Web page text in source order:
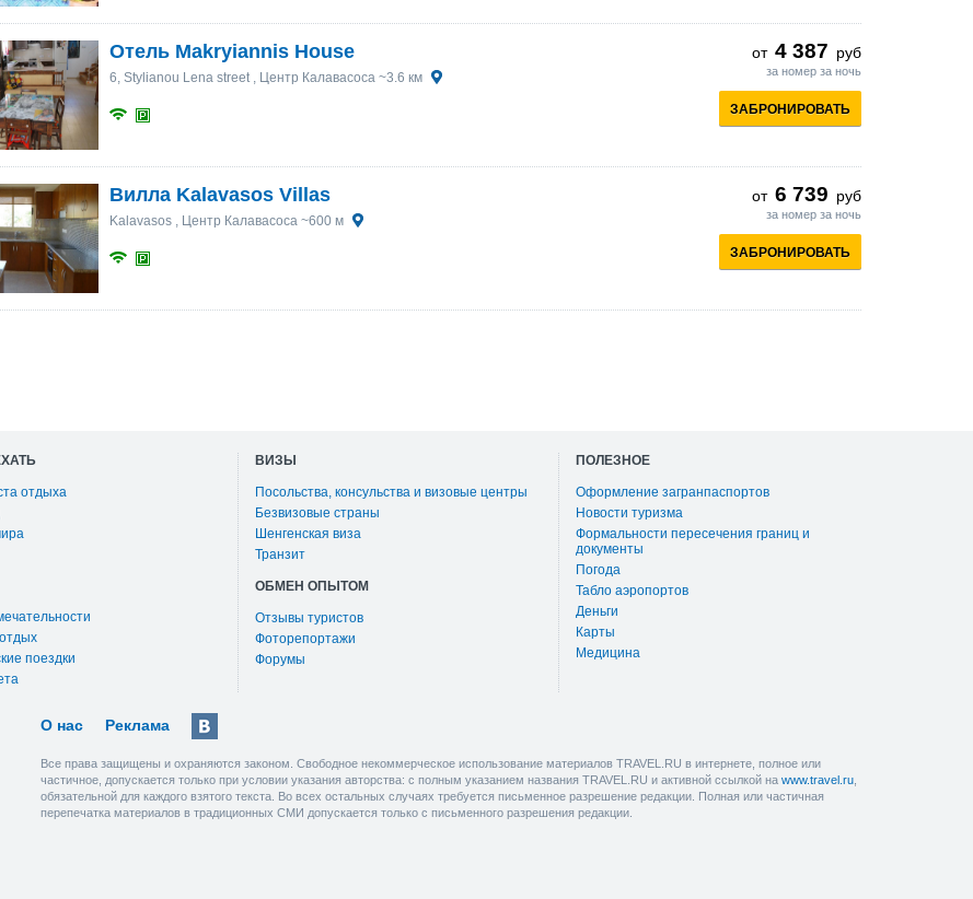
от 4 387 руб
за номер за ночь
ЗАБРОНИРОВАТЬ
Отель Makryiannis House
6, Stylianou Lena street, Центр Калавасоса ~3.6 км
от 6 739 руб
за номер за ночь
ЗАБРОНИРОВАТЬ
Вилла Kalavasos Villas
Kalavasos, Центр Калавасоса ~600 м
отдыха
поездки
ВИЗЫ
Посольства, консульства и визовые центры
Безвизовые страны
Шенгенская виза
Транзит
ОБМЕН ОПЫТОМ
Отзывы туристов
Фоторепортажи
Форумы
ПОЛЕЗНОЕ
Оформление загранпаспортов
Новости туризма
Формальности пересечения границ и
документы
Погода
Табло аэропортов
Деньги
Карты
Медицина
О нас Реклама
Все права защищены и охраняются законом. Свободное некоммерческое использование материалов TRAVEL.RU в интернете, полное или
частичное, допускается только при условии указания авторства: с полным указанием названия TRAVEL.RU и активной ссылкой на www.travel.ru
обязательной для каждого взятого текста. Во всех остальных случаях требуется письменное разрешение редакции. Полная или частичная
перепечатка материалов в традиционных СМИ допускается только с письменного разрешения редакции.